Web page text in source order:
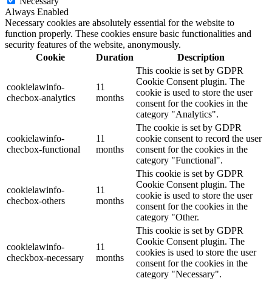
Always Enabled
Necessary cookies are absolutely essential for the website to
function properly. These cookies ensure basic functionalities and
security features of the website, anonymously.
Cookie
Duration Description
cookielawinfo-
checbox-analytics
11
months
This cookie is set by GDPR
Cookie Consent plugin. The
cookie is used to store the user
consent for the cookies in the
category "Analytics".
cookielawinfo-
checbox-functional
11
months
The cookie is set by GDPR
cookie consent to record the user
consent for the cookies in the
category "Functional".
cookielawinfo-
checbox-others
11
months
This cookie is set by GDPR
Cookie Consent plugin. The
cookie is used to store the user
consent for the cookies in the
category "Other.
cookielawinfo-
checkbox-necessary
11
months
This cookie is set by GDPR
Cookie Consent plugin. The
cookies is used to store the user
consent for the cookies in the
category "Necessary".